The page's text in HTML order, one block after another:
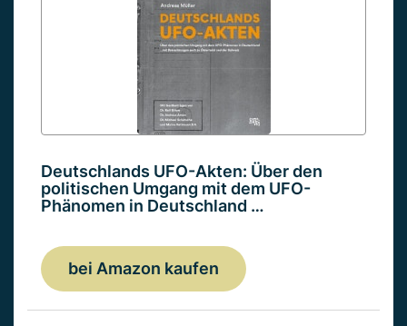
Deutschlands UFO-Akten: Über den
politischen Umgang mit dem UFO-
Phänomen in Deutschland …
bei Amazon kaufen